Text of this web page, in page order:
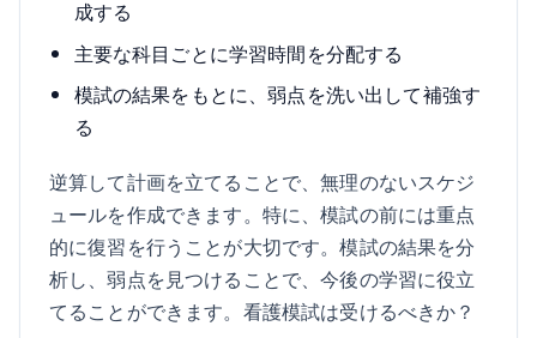
成する
主要な科目ごとに学習時間を分配する
模試の結果をもとに、弱点を洗い出して補強す
る
逆算して計画を立てることで、無理のないスケジ
ュールを作成できます。特に、模試の前には重点
的に復習を行うことが大切です。模試の結果を分
析し、弱点を見つけることで、今後の学習に役立
てることができます。看護模試は受けるべきか？